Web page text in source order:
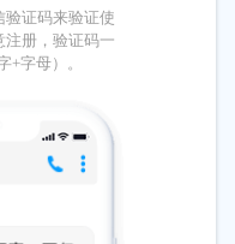
验证码来验证使
注册，验证码一
+字母）。